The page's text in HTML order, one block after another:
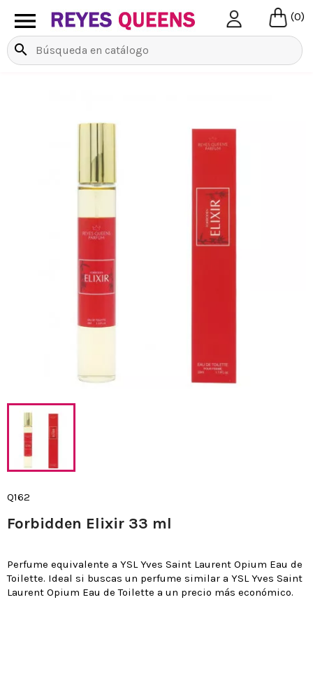
 (0)
search
Q162
Forbidden Elixir 33 ml
Perfume equivalente a YSL Yves Saint Laurent Opium Eau de
Toilette. Ideal si buscas un perfume similar a YSL Yves Saint
Laurent Opium Eau de Toilette a un precio más económico.